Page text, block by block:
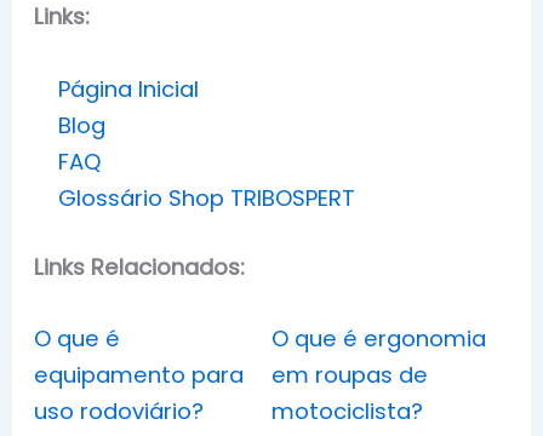
Links:
Página Inicial
Blog
FAQ
Glossário Shop TRIBOSPERT
Links Relacionados:
O que é
equipamento para
uso rodoviário?
O que é ergonomia
em roupas de
motociclista?